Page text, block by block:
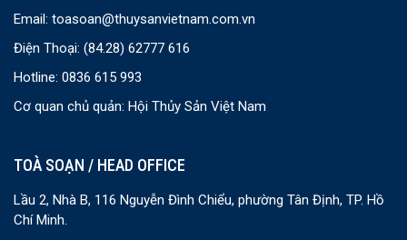
Email: toasoan@thuysanvietnam.com.vn
Điện Thoại: (84.28) 62777 616
Hotline: 0836 615 993
Cơ quan chủ quản: Hội Thủy Sản Việt Nam
TOÀ SOẠN / HEAD OFFICE
Lầu 2, Nhà B, 116 Nguyễn Đình Chiểu, phường Tân Định, TP. Hồ
Chí Minh.